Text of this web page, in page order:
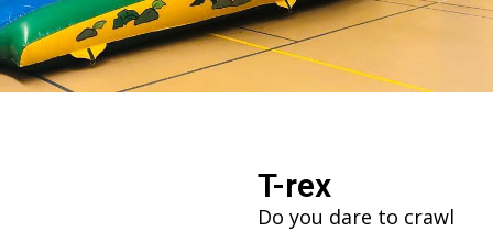
T-rex
Do you dare to crawl